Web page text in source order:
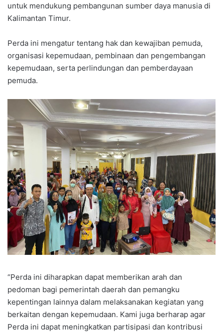
untuk mendukung pembangunan sumber daya manusia di
Kalimantan Timur.
Perda ini mengatur tentang hak dan kewajiban pemuda,
organisasi kepemudaan, pembinaan dan pengembangan
kepemudaan, serta perlindungan dan pemberdayaan
pemuda.
“Perda ini diharapkan dapat memberikan arah dan
pedoman bagi pemerintah daerah dan pemangku
kepentingan lainnya dalam melaksanakan kegiatan yang
berkaitan dengan kepemudaan. Kami juga berharap agar
Perda ini dapat meningkatkan partisipasi dan kontribusi